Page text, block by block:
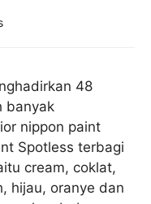
48
banyak
nippon paint
Spotless terbagi
cream, coklat,
hijau, oranye dan